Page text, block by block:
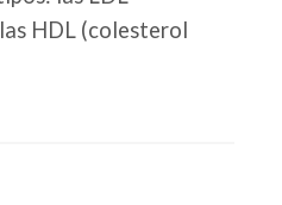
HDL (colesterol